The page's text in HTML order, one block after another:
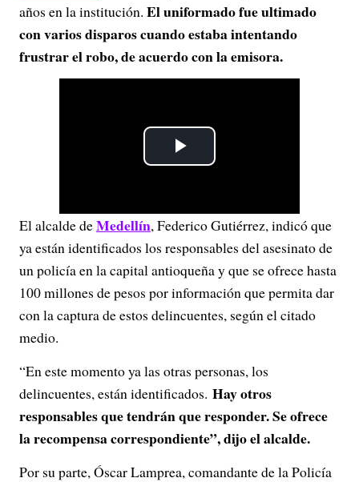
años en la institución. El uniformado fue ultimado
con varios disparos cuando estaba intentando
frustrar el robo, de acuerdo con la emisora.
P
a
y
V
d
e
o
El alcalde deMedellín, Federico Gutiérrez, indicó que
ya están identificados los responsables del asesinato de
un policía en la capital antioqueña y que se ofrece hasta
100 millones de pesos por información que permita dar
con la captura de estos delincuentes, según el citado
medio.
“En este momento ya las otras personas, los
delincuentes, están identificados. Hay otros
responsables que tendrán que responder. Se ofrece
la recompensa correspondiente”, dijo el alcalde.
Por su parte, Óscar Lamprea, comandante de la Policía